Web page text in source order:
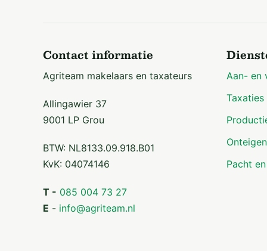
Contact informatie
Agriteam makelaars en taxateurs
Allingawier 37
9001 LP Grou
BTW: NL8133.09.918.B01
KvK: 04074146
T - 085 004 73 27
E - info@agriteam.nl
Aan- en
Taxaties
Pacht